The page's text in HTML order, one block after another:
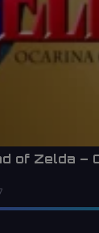
of Zelda –